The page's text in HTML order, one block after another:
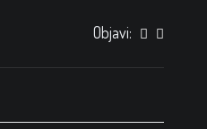
Objavi: